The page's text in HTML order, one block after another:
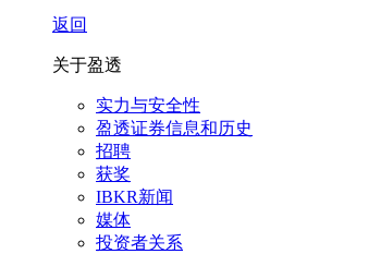
返回
关于盈透
实力与安全性
盈透证券信息和历史
招聘
获奖
IBKR新闻
媒体
投资者关系